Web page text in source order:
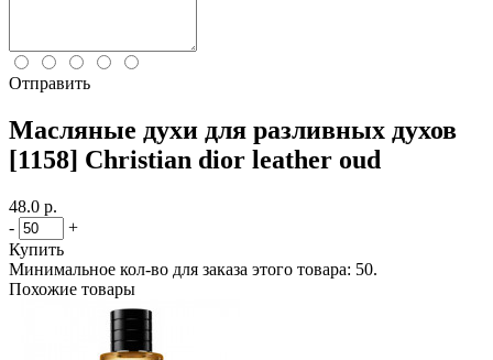
Отправить
Масляные духи для разливных духов
[1158] Christian dior leather oud
48.0 р.
-
+
Купить
Минимальное кол-во для заказа этого товара: 50.
Похожие товары